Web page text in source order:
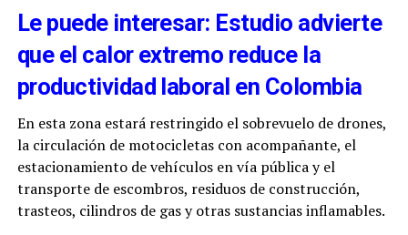
Le puede interesar: Estudio advierte
que el calor extremo reduce la
productividad laboral en Colombia
En esta zona estará restringido el sobrevuelo de drones,
la circulación de motocicletas con acompañante, el
estacionamiento de vehículos en vía pública y el
transporte de escombros, residuos de construcción,
trasteos, cilindros de gas y otras sustancias inflamables.